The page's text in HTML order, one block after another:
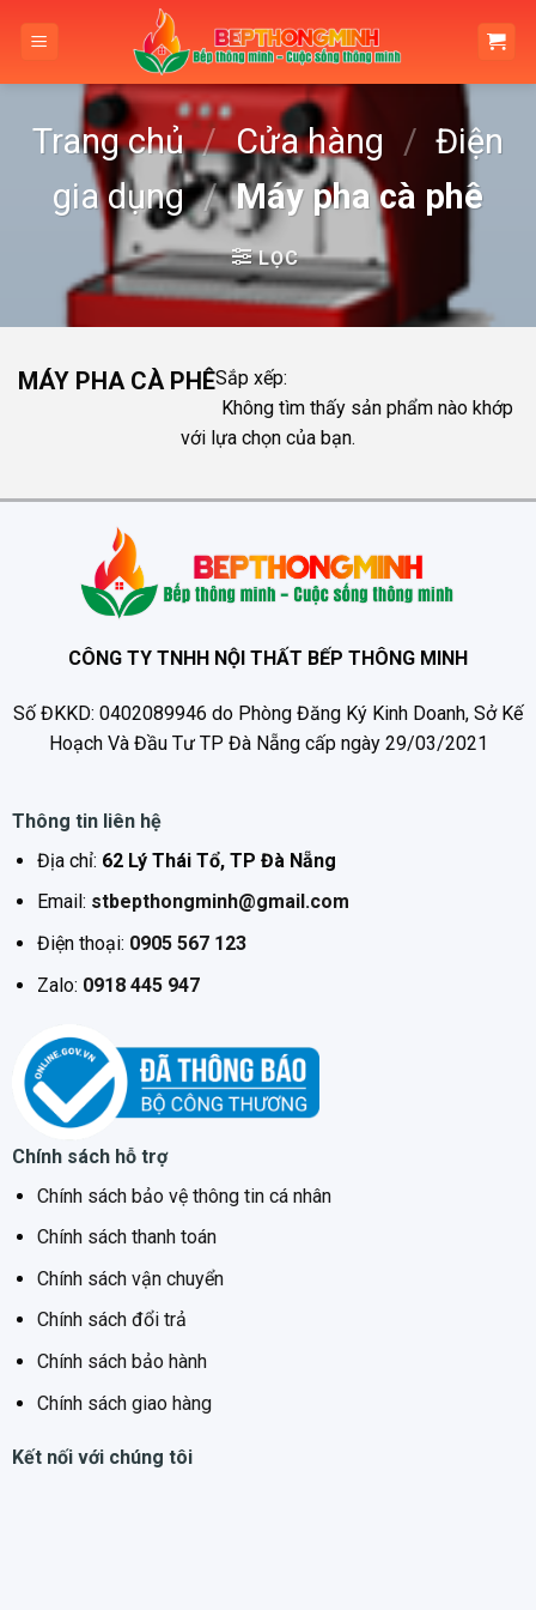
Trang chủ / Cửa hàng / Điện
gia dụng / Máy pha cà phê
LỌC
MÁY PHA CÀ PHÊSắp xếp:
Không tìm thấy sản phẩm nào khớp
với lựa chọn của bạn.
CÔNG TY TNHH NỘI THẤT BẾP THÔNG MINH
Số ĐKKD: 0402089946 do Phòng Đăng Ký Kinh Doanh, Sở Kế
Hoạch Và Đầu Tư TP Đà Nẵng cấp ngày 29/03/2021
Thông tin liên hệ
Địa chỉ: 62 Lý Thái Tổ, TP Đà Nẵng
Email: stbepthongminh@gmail.com
Điện thoại: 0905 567 123
Zalo: 0918 445 947
Chính sách hỗ trợ
Chính sách bảo vệ thông tin cá nhân
Chính sách thanh toán
Chính sách vận chuyển
Chính sách đổi trả
Chính sách bảo hành
Chính sách giao hàng
Kết nối với chúng tôi